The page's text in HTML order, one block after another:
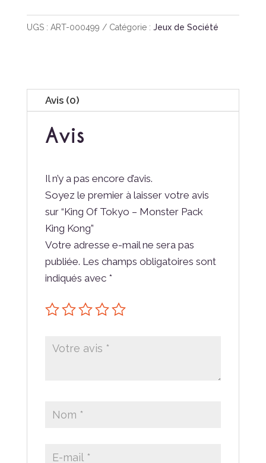
UGS : ART-000499 Catégorie : Jeux de Société
Avis (0)
Avis
Il n’y a pas encore d’avis.
Soyez le premier à laisser votre avis
sur “King Of Tokyo – Monster Pack
King Kong”
Votre adresse e-mail ne sera pas
publiée. Les champs obligatoires sont
indiqués avec *